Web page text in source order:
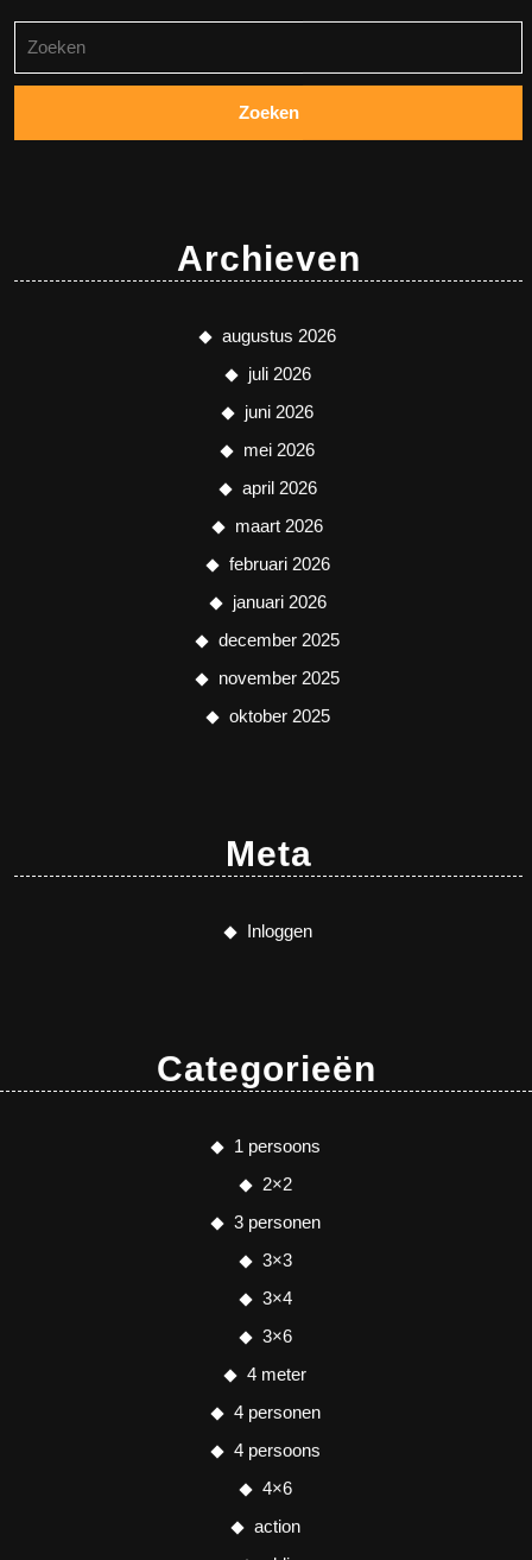
naar:
Archieven
augustus 2026
juli 2026
juni 2026
mei 2026
april 2026
maart 2026
februari 2026
januari 2026
december 2025
november 2025
oktober 2025
Meta
Inloggen
Categorieën
1 persoons
2×2
3 personen
3×3
3×4
3×6
4 meter
4 personen
4 persoons
4×6
action